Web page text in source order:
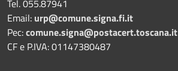
Tel. 055.87941
Email: urp@comune.signa.fi.it
Pec:comune.signa@postacert.toscana.it
CF e P.IVA: 01147380487